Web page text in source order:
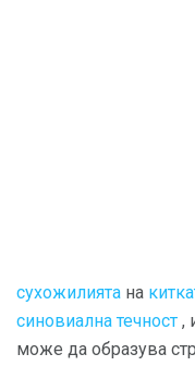
сухожилията на
синовиална течност ,
може да образува